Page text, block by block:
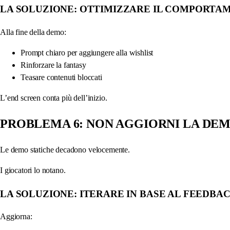
LA SOLUZIONE: OTTIMIZZARE IL
Alla fine della demo:
Prompt chiaro per aggiungere alla wishlist
Rinforzare la fantasy
Teasare contenuti bloccati
L’end screen conta più dell’inizio.
PROBLEMA 6: NON AGGIORNI LA
Le demo statiche decadono velocemente.
I giocatori lo notano.
LA SOLUZIONE: ITERARE IN BASE AL
Aggiorna: